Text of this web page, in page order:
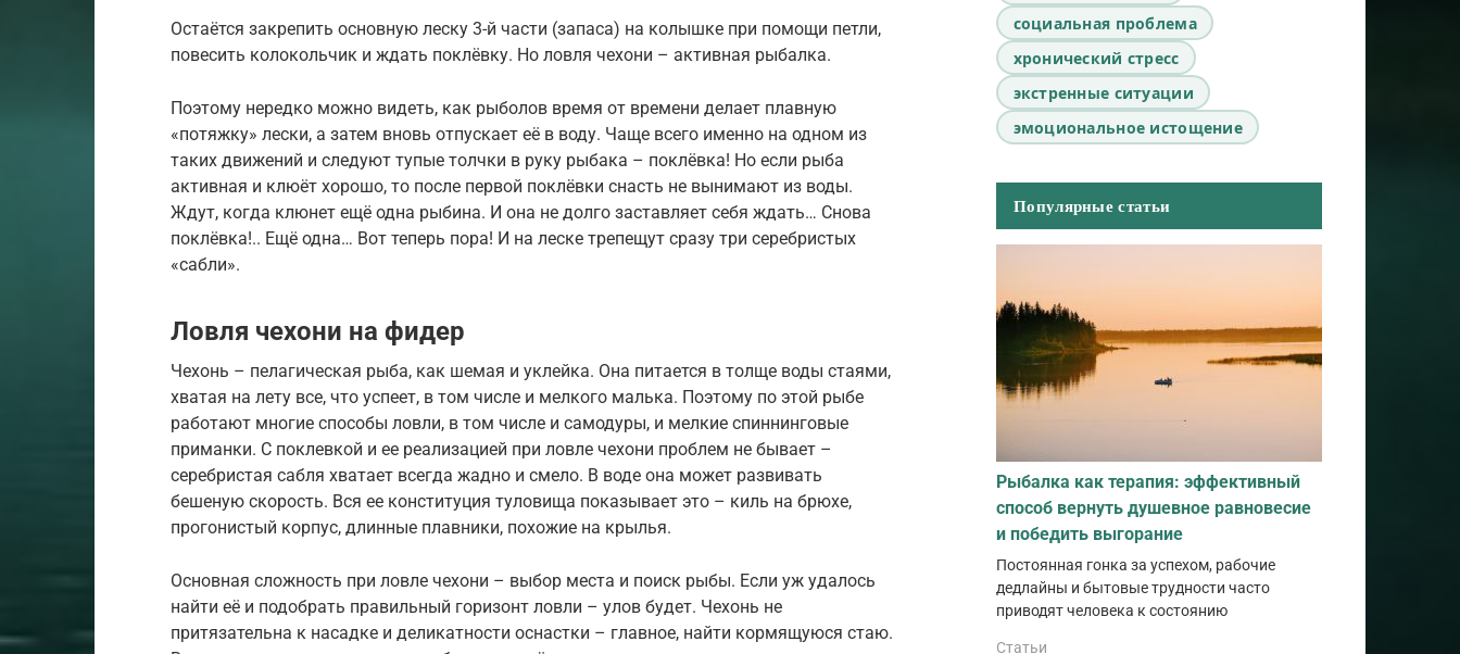
Остаётся закрепить основную леску 3-й части (запаса) на колышке при помощи петли,
повесить колокольчик и ждать поклёвку. Но ловля чехони – активная рыбалка.
Поэтому нередко можно видеть, как рыболов время от времени делает плавную
«потяжку» лески, а затем вновь отпускает её в воду. Чаще всего именно на одном из
таких движений и следуют тупые толчки в руку рыбака – поклёвка! Но если рыба
активная и клюёт хорошо, то после первой поклёвки снасть не вынимают из воды.
Ждут, когда клюнет ещё одна рыбина. И она не долго заставляет себя ждать… Снова
поклёвка!.. Ещё одна… Вот теперь пора! И на леске трепещут сразу три серебристых
«сабли».
Ловля чехони на фидер
Чехонь – пелагическая рыба, как шемая и уклейка. Она питается в толще воды стаями,
хватая на лету все, что успеет, в том числе и мелкого малька. Поэтому по этой рыбе
работают многие способы ловли, в том числе и самодуры, и мелкие спиннинговые
приманки. С поклевкой и ее реализацией при ловле чехони проблем не бывает –
серебристая сабля хватает всегда жадно и смело. В воде она может развивать
бешеную скорость. Вся ее конституция туловища показывает это – киль на брюхе,
прогонистый корпус, длинные плавники, похожие на крылья.
Основная сложность при ловле чехони – выбор места и поиск рыбы. Если уж удалось
найти её и подобрать правильный горизонт ловли – улов будет. Чехонь не
притязательна к насадке и деликатности оснастки – главное, найти кормящуюся стаю.
социальная проблема
хронический стресс
экстренные ситуации
эмоциональное истощение
Популярные статьи
Рыбалка как терапия: эффективный
способ вернуть душевное равновесие
и победить выгорание
Постоянная гонка за успехом, рабочие
дедлайны и бытовые трудности часто
приводят человека к состоянию
Статьи